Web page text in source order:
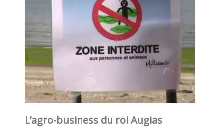
L’agro-business du roi Augias